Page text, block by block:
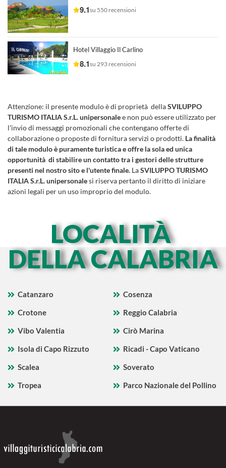
9.1su 550 recensioni
Hotel Villaggio Il Carlino
8.1su 293 recensioni
Attenzione: il presente modulo è di proprietà dellaSVILUPPO
TURISMO ITALIA S.r.L. unipersonalee non può essere utilizzato per
l'invio di messaggi promozionali che contengano offerte di
collaborazione o proposte di fornitura servizi o prodotti. La finalità
di tale modulo è puramente turistica e offre la sola ed unica
opportunità di stabilire un contatto tra i gestori delle strutture
presenti nel nostro sito e l'utente finale. LaSVILUPPO TURISMO
ITALIA S.r.L. unipersonalesi riserva pertanto il diritto di iniziare
azioni legali per un uso improprio del modulo.
LOCALITÀ
DELLA CALABRIA
Catanzaro
Cosenza
Crotone
Reggio Calabria
Vibo Valentia
Cirò Marina
Isola di Capo Rizzuto
Ricadi - Capo Vaticano
Scalea
Soverato
Tropea
Parco Nazionale del Pollino